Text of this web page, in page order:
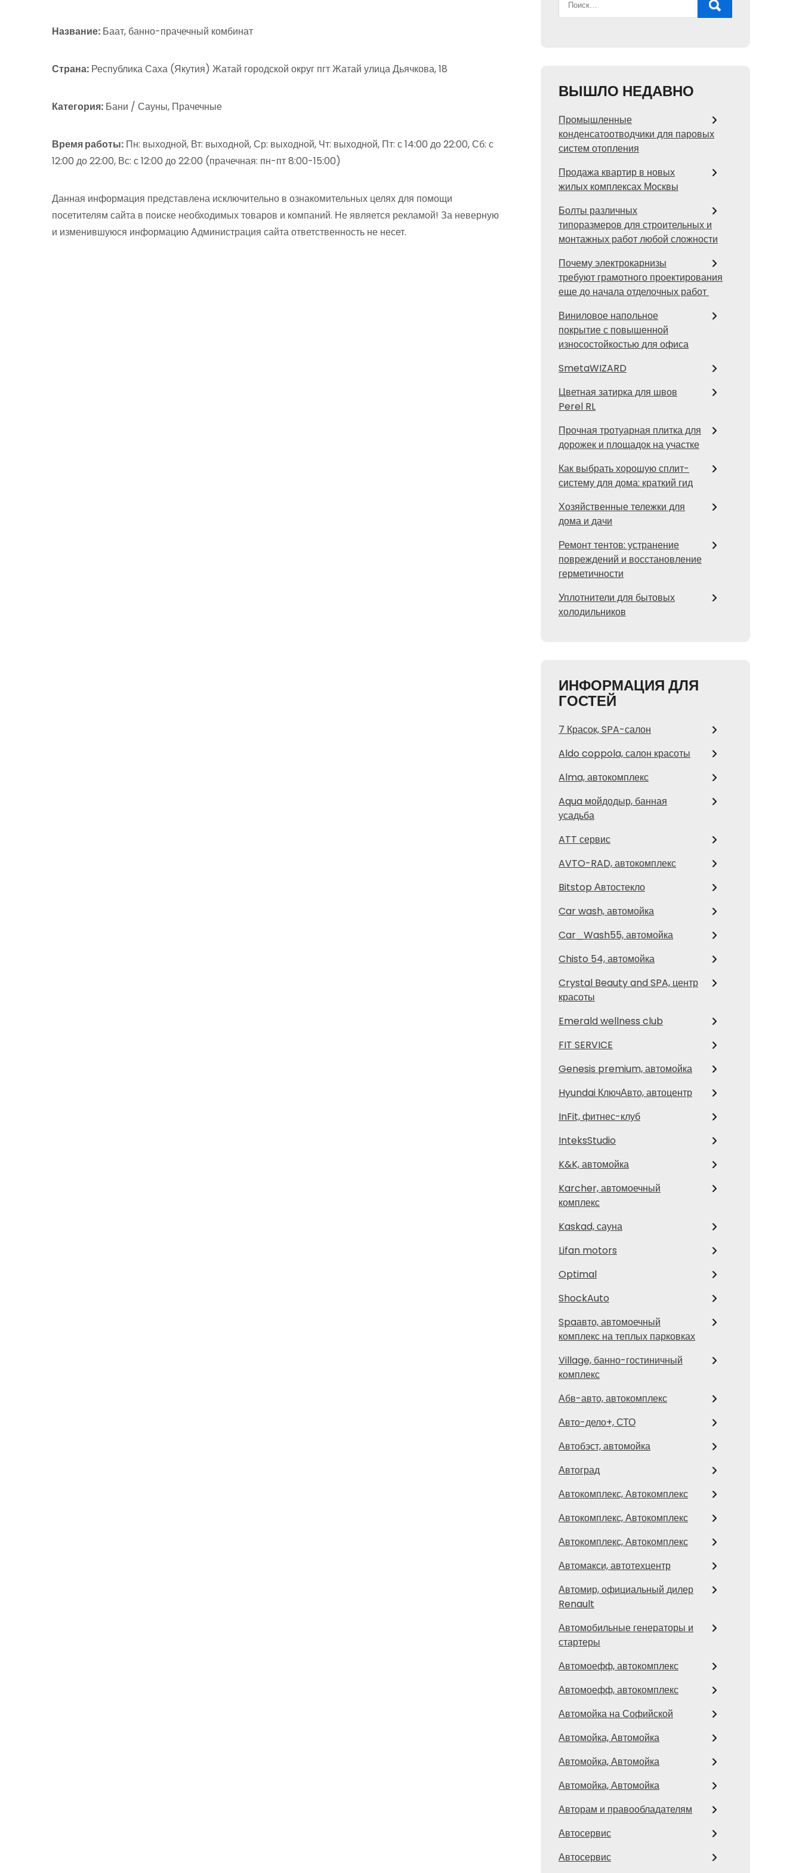
Название: Баат, банно-прачечный комбинат
Страна: Республика Саха (Якутия) Жатай городской округ пгт Жатай улица Дьячкова, 18
Категория: Бани / Сауны, Прачечные
Время работы: Пн: выходной, Вт: выходной, Ср: выходной, Чт: выходной, Пт: с 14:00 до 22:00, Сб: с
12:00 до 22:00, Вс: с 12:00 до 22:00 (прачечная: пн-пт 8:00-15:00)
Данная информация представлена исключительно в ознакомительных целях для помощи
посетителям сайта в поиске необходимых товаров и компаний. Не является рекламой! За неверную
и изменившуюся информацию Администрация сайта ответственность не несет.
ВЫШЛО НЕДАВНО
Промышленные
конденсатоотводчики для паровых
систем отопления
Продажа квартир в новых
жилых комплексах Москвы
Болты различных
типоразмеров для строительных и
монтажных работ любой сложности
Почему электрокарнизы
требуют грамотного проектирования
еще до начала отделочных работ
Виниловое напольное
покрытие с повышенной
износостойкостью для офиса
SmetaWIZARD
Цветная затирка для швов
Perel RL
Прочная тротуарная плитка для
дорожек и площадок на участке
Как выбрать хорошую сплит-
систему для дома: краткий гид
Хозяйственные тележки для
дома и дачи
Ремонт тентов: устранение
повреждений и восстановление
герметичности
Уплотнители для бытовых
холодильников
ИНФОРМАЦИЯ ДЛЯ
ГОСТЕЙ
7 Красок, SPA-салон
Aldo coppola, салон красоты
Alma, автокомплекс
Aqua мойдодыр, банная
усадьба
ATT сервис
AVTO-RAD, автокомплекс
Bitstop Автостекло
Car wash, автомойка
Car_Wash55, автомойка
Chisto 54, автомойка
Crystal Beauty and SPA, центр
красоты
Emerald wellness club
FIT SERVICE
Genesis premium, автомойка
Hyundai КлючАвто, автоцентр
InFit, фитнес-клуб
InteksStudio
K&K, автомойка
Karcher, автомоечный
комплекс
Kaskad, сауна
Lifan motors
Optimal
ShockAuto
Spaавто, автомоечный
комплекс на теплых парковках
Village, банно-гостиничный
комплекс
Абв-авто, автокомплекс
Авто-дело+, СТО
Автобэст, автомойка
Автоград
Автокомплекс, Автокомплекс
Автокомплекс, Автокомплекс
Автокомплекс, Автокомплекс
Автомакси, автотехцентр
Автомир, официальный дилер
Renault
Автомобильные генераторы и
стартеры
Автомоефф, автокомплекс
Автомоефф, автокомплекс
Автомойка на Софийской
Автомойка, Автомойка
Автомойка, Автомойка
Автомойка, Автомойка
Авторам и правообладателям
Автосервис
Автосервис